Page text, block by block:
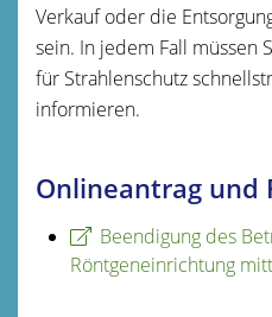
Verkauf oder die
sein. In jedem Fall müssen
für Strahlenschutz
informieren.
Onlineantrag und
Beendigung des
Röntgeneinrichtung